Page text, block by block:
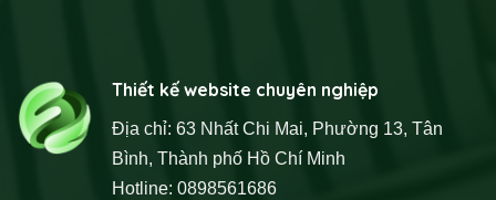
Thiết kế website chuyên nghiệp
Địa chỉ: 63 Nhất Chi Mai, Phường 13, Tân
Bình, Thành phố Hồ Chí Minh
Hotline: 0898561686